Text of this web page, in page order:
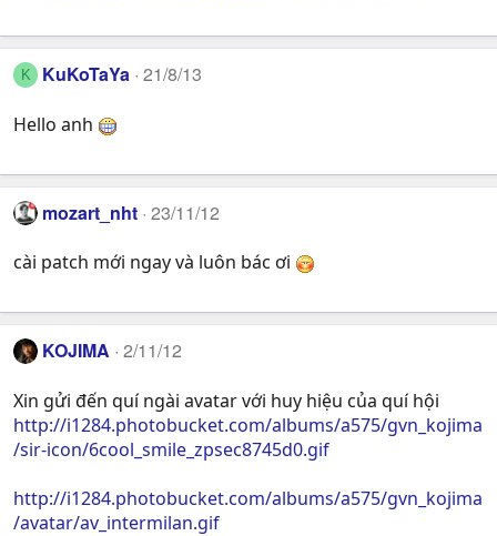
K KuKoTaYa 21/8/13
Hello anh
mozart_nht 23/11/12
cài patch mới ngay và luôn bác ơi
KOJIMA 2/11/12
Xin gửi đến quí ngài avatar với huy hiệu của quí hội
http://i1284.photobucket.com/albums/a575/gvn_kojima
/sir-icon/6cool_smile_zpsec8745d0.gif
http://i1284.photobucket.com/albums/a575/gvn_kojima
/avatar/av_intermilan.gif